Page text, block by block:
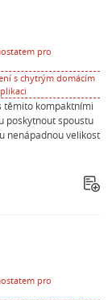
pro
s chytrým domácím
těmito kompaktními
poskytnout spoustu
nenápadnou velikost
pro